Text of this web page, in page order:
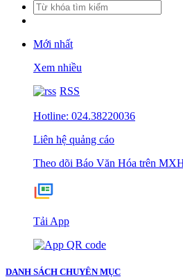
Mới nhất
Xem nhiều
RSS
Hotline: 024.38220036
Liên hệ quảng cáo
Theo dõi Báo Văn Hóa trên
Tải App
DANH SÁCH CHUYÊN MỤC